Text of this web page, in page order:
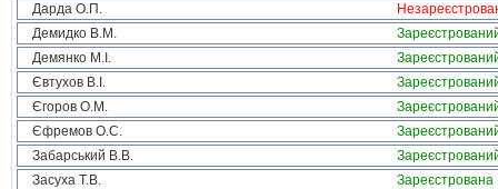
Дарда О.П.
Демидко В.М.
Демянко М.І.
Євтухов В.І.
Єгоров О.М.
Єфремов О.С.
Забарський В.В.
Засуха Т.В.
Зареєстрована